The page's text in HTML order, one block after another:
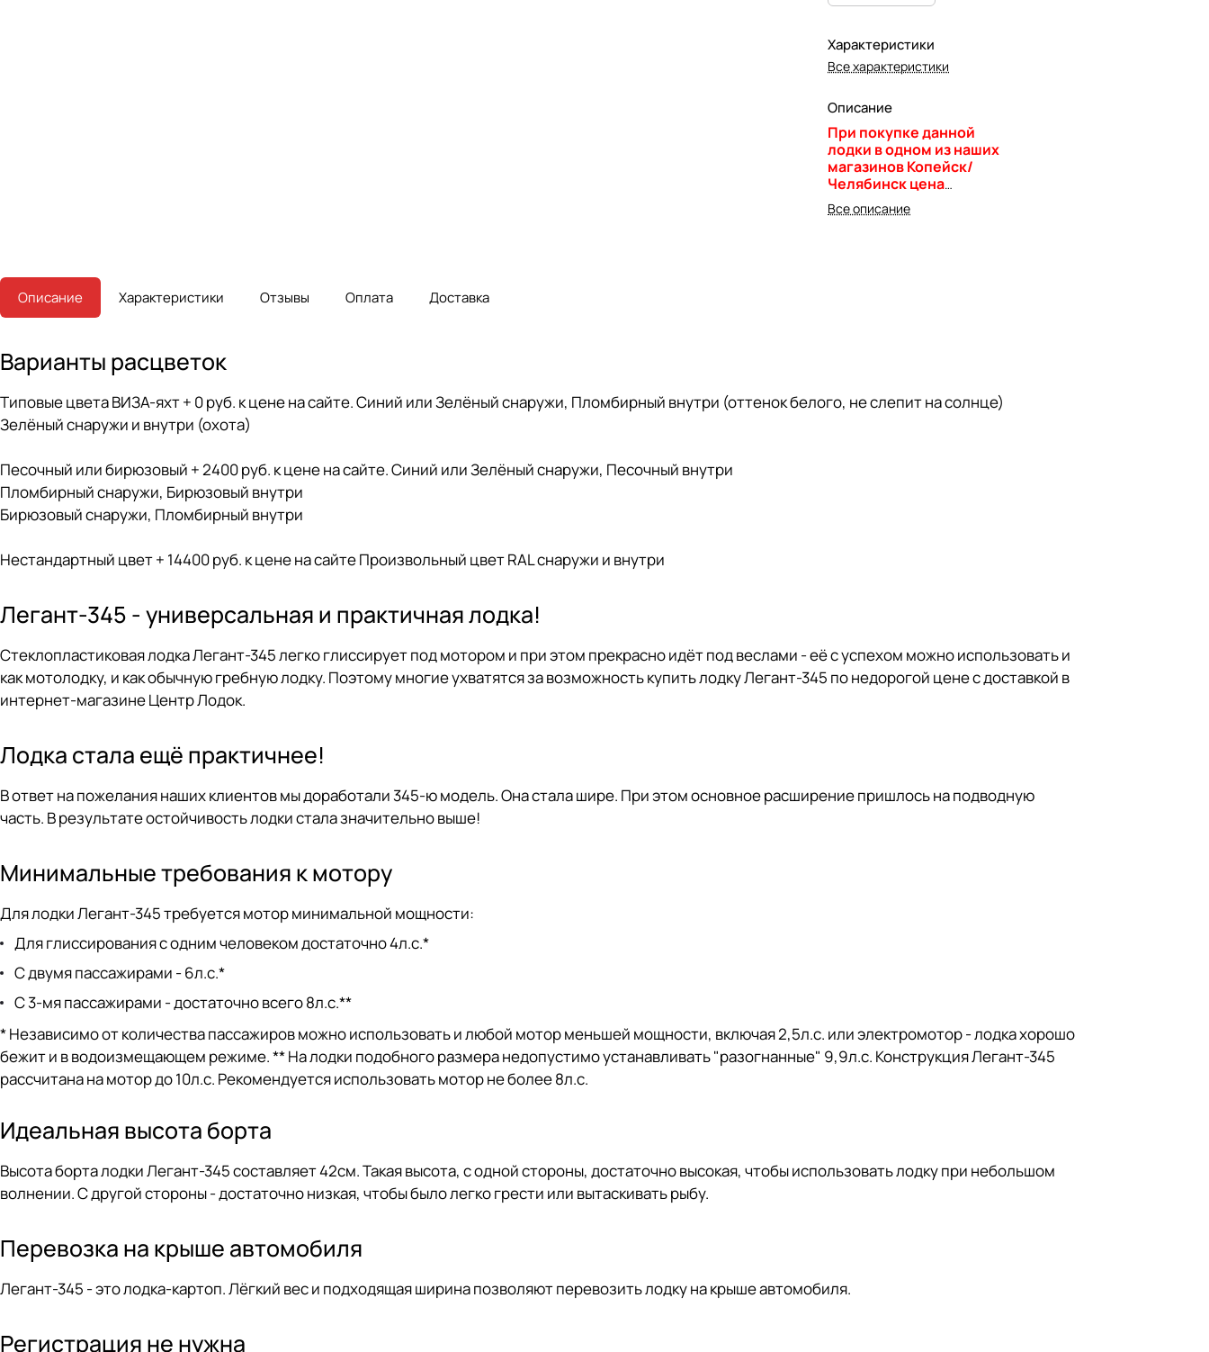
Характеристики
Все характеристики
Описание
При покупке данной
лодки в одном из наших
магазинов Копейск/
Челябинск цена
увеличивается на
3500руб за доставку
Все описание
Описание Характеристики Отзывы Оплата Доставка
Варианты расцветок
Типовые цвета ВИЗА-яхт + 0 руб. к цене на сайте. Синий или Зелёный снаружи, Пломбирный внутри (оттенок белого, не слепит на солнце)
Зелёный снаружи и внутри (охота)
Песочный или бирюзовый + 2400 руб. к цене на сайте. Синий или Зелёный снаружи, Песочный внутри
Пломбирный снаружи, Бирюзовый внутри
Бирюзовый снаружи, Пломбирный внутри
Нестандартный цвет + 14400 руб. к цене на сайте Произвольный цвет RAL снаружи и внутри
Легант-345 - универсальная и практичная лодка!
Стеклопластиковая лодка Легант-345 легко глиссирует под мотором и при этом прекрасно идёт под веслами - её с успехом можно использовать и
как мотолодку, и как обычную гребную лодку. Поэтому многие ухватятся за возможность купить лодку Легант-345 по недорогой цене с доставкой в
интернет-магазине Центр Лодок.
Лодка стала ещё практичнее!
В ответ на пожелания наших клиентов мы доработали 345-ю модель. Она стала шире. При этом основное расширение пришлось на подводную
часть. В результате остойчивость лодки стала значительно выше!
Минимальные требования к мотору
Для лодки Легант-345 требуется мотор минимальной мощности:
Для глиссирования с одним человеком достаточно 4л.с.*
С двумя пассажирами - 6л.с.*
С 3-мя пассажирами - достаточно всего 8л.с.**
* Независимо от количества пассажиров можно использовать и любой мотор меньшей мощности, включая 2,5л.с. или электромотор - лодка хорошо
бежит и в водоизмещающем режиме. ** На лодки подобного размера недопустимо устанавливать "разогнанные" 9,9л.с. Конструкция Легант-345
рассчитана на мотор до 10л.с. Рекомендуется использовать мотор не более 8л.с.
Идеальная высота борта
Высота борта лодки Легант-345 составляет 42см. Такая высота, с одной стороны, достаточно высокая, чтобы использовать лодку при небольшом
волнении. С другой стороны - достаточно низкая, чтобы было легко грести или вытаскивать рыбу.
Перевозка на крыше автомобиля
Легант-345 - это лодка-картоп. Лёгкий вес и подходящая ширина позволяют перевозить лодку на крыше автомобиля.
Регистрация не нужна